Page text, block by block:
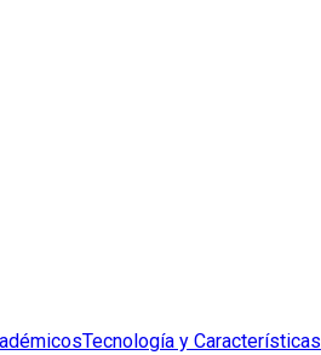
Tecnología y Características